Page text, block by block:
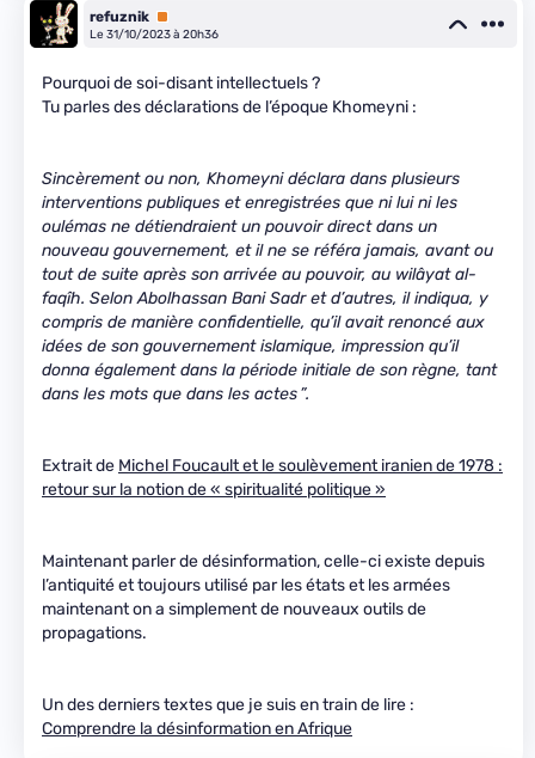
refuznik Premium
Le 31/10/2023 à 20h36
Pourquoi de soi-disant intellectuels ?
Tu parles des déclarations de l’époque Khomeyni :
Sincèrement ou non, Khomeyni déclara dans plusieurs
interventions publiques et enregistrées que ni lui ni les
oulémas ne détiendraient un pouvoir direct dans un
nouveau gouvernement, et il ne se référa jamais, avant ou
tout de suite après son arrivée au pouvoir, au wilâyat al-
faqîh. Selon Abolhassan Bani Sadr et d’autres, il indiqua, y
compris de manière confidentielle, qu’il avait renoncé aux
idées de son gouvernement islamique, impression qu’il
donna également dans la période initiale de son règne, tant
dans les mots que dans les actes ”.
Extrait de Michel Foucault et le soulèvement iranien de 1978 :
retour sur la notion de « spiritualité politique »
Maintenant parler de désinformation, celle-ci existe depuis
l’antiquité et toujours utilisé par les états et les armées
maintenant on a simplement de nouveaux outils de
propagations.
Un des derniers textes que je suis en train de lire :
Comprendre la désinformation en Afrique